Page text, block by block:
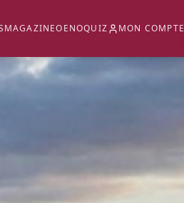
MAGAZINEOENOQUIZ MON COMPTE